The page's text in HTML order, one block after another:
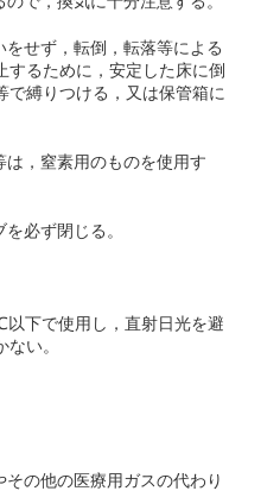
せず，転倒，転落等による
るために，安定した床に倒
で縛りつける，又は保管箱に
，窒素用のものを使用す
必ず閉じる。
下で使用し，直射日光を避
い。
の他の医療用ガスの代わり